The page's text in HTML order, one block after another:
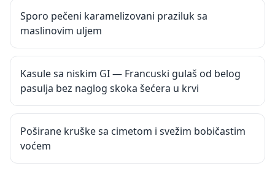
Sporo pečeni karamelizovani praziluk sa
maslinovim uljem
Kasule sa niskim GI — Francuski gulaš od belog
pasulja bez naglog skoka šećera u krvi
Poširane kruške sa cimetom i svežim bobičastim
voćem